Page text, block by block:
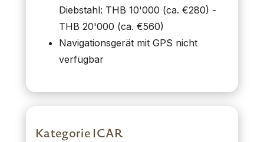
Diebstahl: THB 10'000 (ca. €280) -
THB 20'000 (ca. €560)
Navigationsgerät mit GPS nicht
verfügbar
Kategorie ICAR